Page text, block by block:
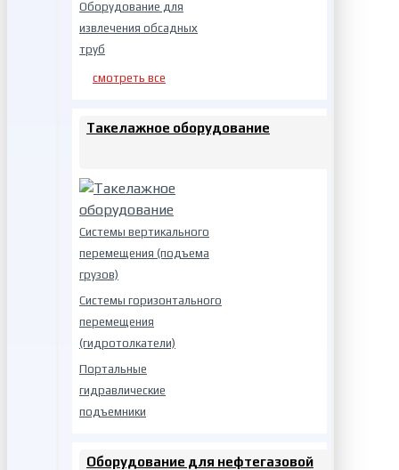
Оборудование для
извлечения обсадных
труб
смотреть все
Такелажное оборудование
Системы вертикального
перемещения (подъема
грузов)
Системы горизонтального
перемещения
(гидротолкатели)
Портальные
гидравлические
подъемники
Оборудование для нефтегазовой